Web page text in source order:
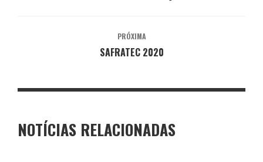
PRÓXIMA
SAFRATEC 2020
NOTÍCIAS RELACIONADAS